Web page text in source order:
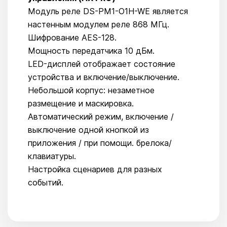
Модуль реле DS-PM1-O1H-WE является
настенным модулем реле 868 МГц.
Шифрование AES-128.
Мощность передатчика 10 дБм.
LED-дисплей отображает состояние
устройства и включение/выключение.
Небольшой корпус: незаметное
размещение и маскировка.
Автоматический режим, включение /
выключение одной кнопкой из
приложения / при помощи. брелока/
клавиатуры.
Настройка сценариев для разных
событий.